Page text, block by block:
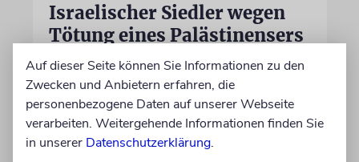
Israelischer Siedler wegen
Tötung eines Palästinensers
angeklagt
Der getötete Aktivist setzte sich gegen
Siedlergewalt ein und war an dem Oscar-
prämierten Film »No Other Land« beteiligt.
Jetzt steht der mutmaßliche Täter vor Gericht
Auf dieser Seite können Sie Informationen zu den
Zwecken und Anbietern erfahren, die
personenbezogene Daten auf unserer Webseite
verarbeiten. Weitergehende Informationen finden Sie
in unserer Datenschutzerklärung.